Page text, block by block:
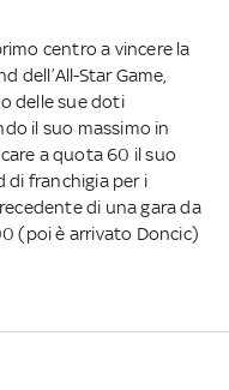
centro a vincere la
dell’All-Star Game,
delle sue doti
il suo massimo in
a quota 60 il suo
di franchigia per i
di una gara da
(poi è arrivato Doncic)